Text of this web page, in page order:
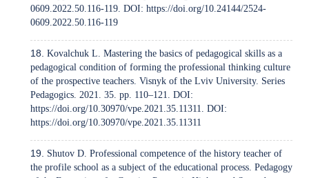
0609.2022.50.116-119 . DOI: https://doi.org/10.24144/2524-
0609.2022.50.116-119
Kovalchuk L. Mastering the basics of pedagogical skills as a
pedagogical condition of forming the professional thinking culture
of the prospective teachers. Visnyk of the Lviv University. Series
Pedagogics. 2021. 35. pp. 110–121. DOI:
https://doi.org/10.30970/vpe.2021.35.11311
. DOI:
https://doi.org/10.30970/vpe.2021.35.11311
Shutov D. Professional competence of the history teacher of
the profile school as a subject of the educational process. Pedagogy